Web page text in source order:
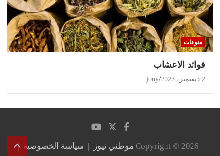
منوعات
‏فوائد الاعشاب
2 ديسمبر، 2023 jouy
Copyright © 2026 موطني نيوز
سياسة الخصوصية